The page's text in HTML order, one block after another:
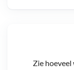
Zie hoeveel